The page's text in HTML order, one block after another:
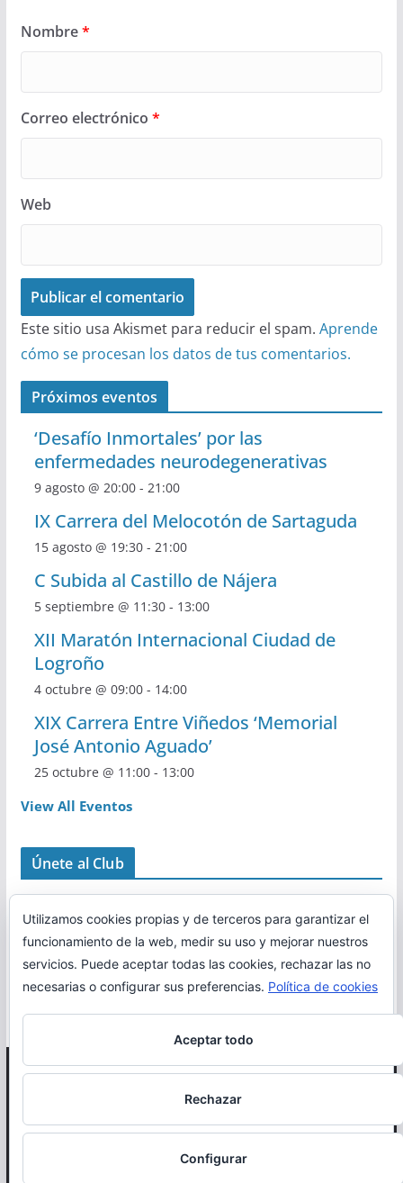
Nombre*
Correo electrónico *
Web
Este sitio usa Akismet para reducir el spam. Aprende
cómo se procesan los datos de tus comentarios.
Próximos eventos
‘Desafío Inmortales’ por las
enfermedades neurodegenerativas
9 agosto @ 20:00- 21:00
IX Carrera del Melocotón de Sartaguda
15 agosto @ 19:30- 21:00
C Subida al Castillo de Nájera
5 septiembre @ 11:30- 13:00
XII Maratón Internacional Ciudad de
Logroño
4 octubre @ 09:00- 14:00
XIX Carrera Entre Viñedos ‘Memorial
José Antonio Aguado’
25 octubre @ 11:00- 13:00
View All Eventos
Únete al Club
Correr en La Rioja
reservados.
Otro proyecto deMiRioja
Utilizamos cookies propias y de terceros para garantizar el
funcionamiento de la web, medir su uso y mejorar nuestros
servicios. Puede aceptar todas las cookies, rechazar las no
necesarias o configurar sus preferencias. Política de cookies
Aceptar todo
Rechazar
Configurar